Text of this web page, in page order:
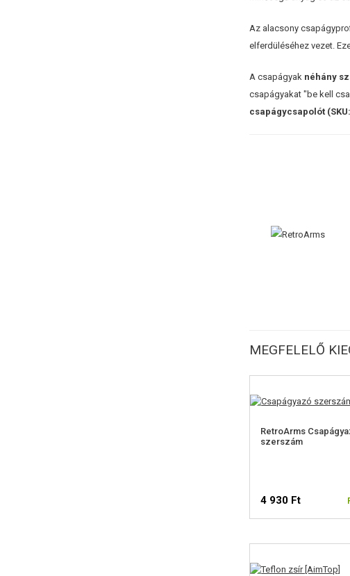
Az alacsony
elferdüléséhez vezet.
A csapágyak néhány
csapágyakat "be kell
csapágycsapolót (
MEGFELELŐ
RetroArms
szerszám
4 930 Ft